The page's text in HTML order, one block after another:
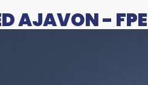
AJAVON -